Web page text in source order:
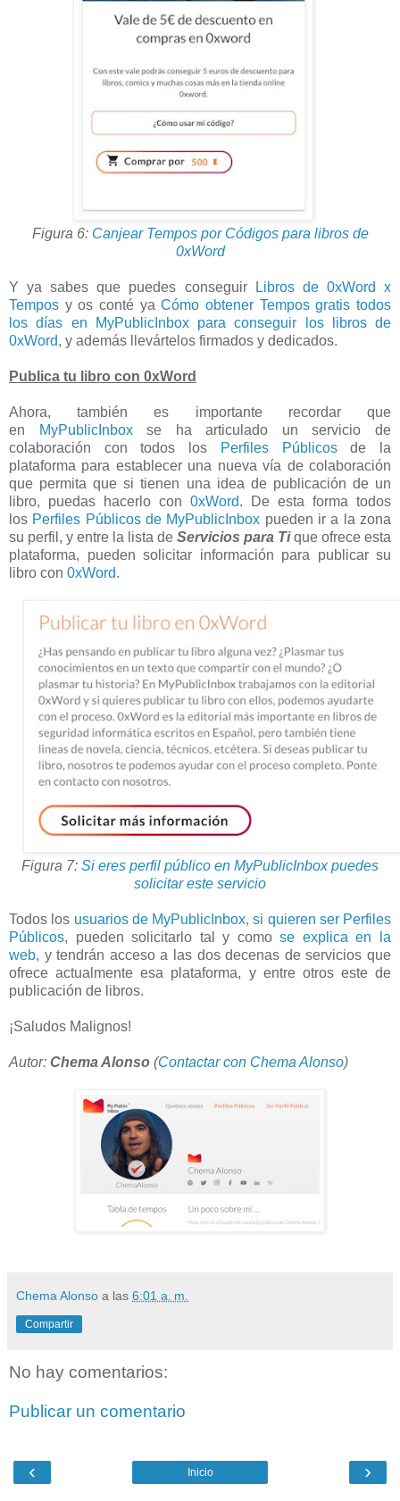
Figura 6: Canjear Tempos por Códigos para libros de
0xWord
Y ya sabes que puedes conseguir
Libros de 0xWord x
Tempos y os conté yaCómo obtener Tempos gratis todos
los días en MyPublicInbox para conseguir los libros de
0xWord, y además llevártelos firmados y dedicados.
Publica tu libro con 0xWord
Ahora, también es importante recordar que
en
MyPublicInboxse ha articulado un servicio de
colaboración con todos los
Perfiles Públicosde la
plataforma para establecer una nueva vía de colaboración
que permita que si tienen una idea de publicación de un
libro, puedas hacerlo con 0xWord. De esta forma todos
los Perfiles Públicos de MyPublicInbox pueden ir a la zona
su perfil, y entre la lista de Servicios para Tique ofrece esta
plataforma, pueden solicitar información para publicar su
libro con 0xWord.
Figura 7: Si eres perfil público en MyPublicInbox puedes
solicitar este servicio
Todos los usuarios de MyPublicInbox, si quieren ser Perfiles
Públicos, pueden solicitarlo tal y comose explica en la
web, y tendrán acceso a las dos decenas de servicios que
ofrece actualmente esa plataforma, y entre otros este de
publicación de libros.
¡Saludos Malignos!
Autor: Chema Alonso (Contactar con Chema Alonso)
Chema Alonso a las 6:01 a. m.
Compartir
No hay comentarios:
Publicar un comentario
‹ ›
Inicio